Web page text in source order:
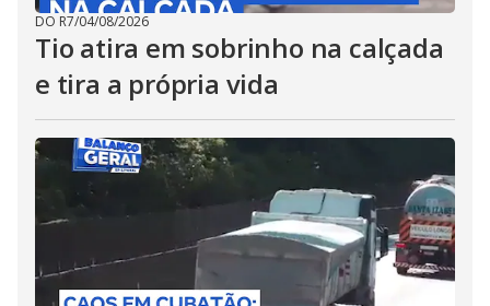
DO R7/04/08/2026
Tio atira em sobrinho na calçada
e tira a própria vida